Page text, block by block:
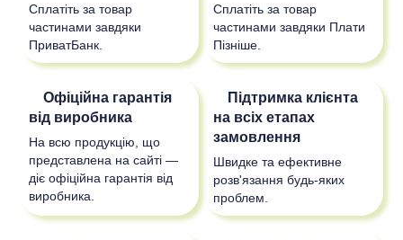
Сплатіть за товар
частинами завдяки
ПриватБанк.
Сплатіть за товар
частинами завдяки Плати
Пізніше.
Офіційна гарантія
від виробника
На всю продукцію, що
представлена на сайті —
діє офіційна гарантія від
виробника.
Підтримка клієнта
на всіх етапах
замовлення
Швидке та ефективне
розв'язання будь-яких
проблем.